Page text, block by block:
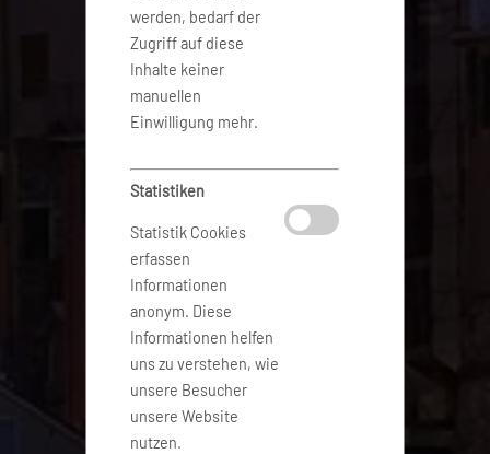
werden, bedarf der
Zugriff auf diese
Inhalte keiner
manuellen
Einwilligung mehr.
Statistiken
Statistik Cookies
erfassen
Informationen
anonym. Diese
Informationen helfen
uns zu verstehen, wie
unsere Besucher
unsere Website
nutzen.